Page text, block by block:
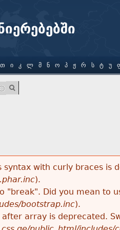
with curly braces is
).
"break". Did you mean to
bootstrap.inc).
after array is deprecated.
Თ Ი Კ Ლ Მ Ნ Ო Პ Ჟ Რ Ს Ტ Უ